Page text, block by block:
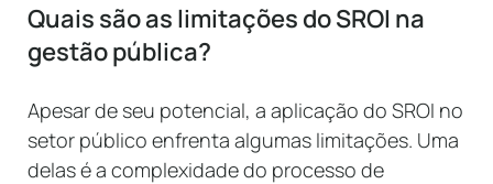
Quais são as limitações do SROI na
gestão pública?
Apesar de seu potencial, a aplicação do SROI no
setor público enfrenta algumas limitações. Uma
delas é a complexidade do processo de